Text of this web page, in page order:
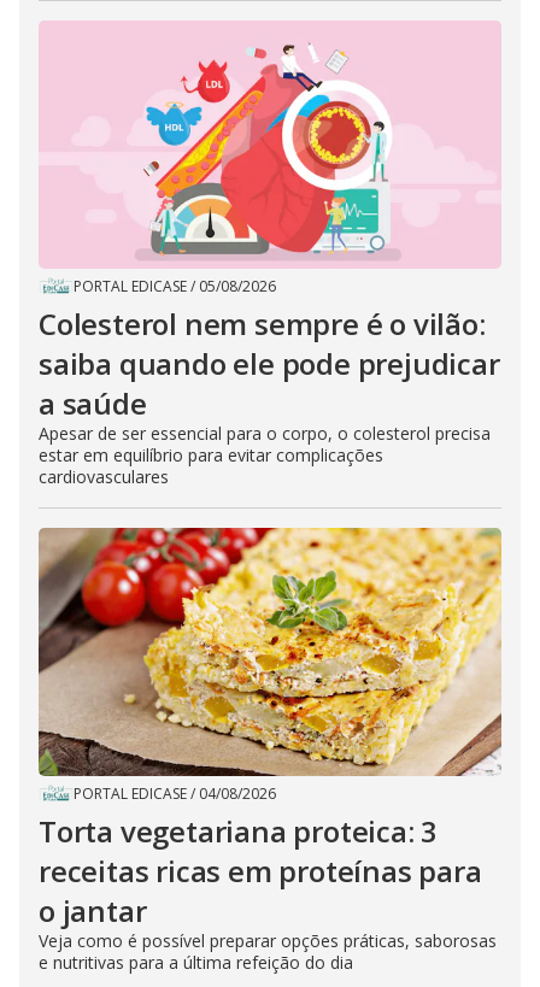
PORTAL EDICASE/ 05/08/2026
Colesterol nem sempre é o vilão:
saiba quando ele pode prejudicar
a saúde
Apesar de ser essencial para o corpo, o colesterol precisa
estar em equilíbrio para evitar complicações
cardiovasculares
PORTAL EDICASE/ 04/08/2026
Torta vegetariana proteica: 3
receitas ricas em proteínas para
o jantar
Veja como é possível preparar opções práticas, saborosas
e nutritivas para a última refeição do dia